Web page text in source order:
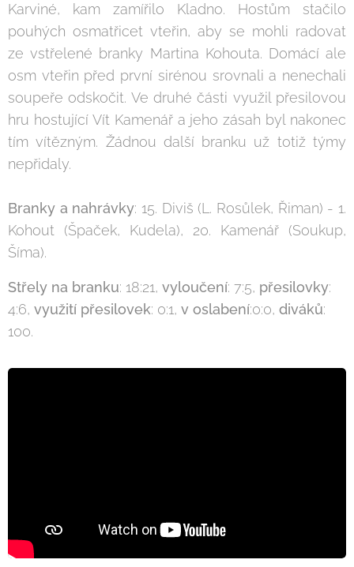
Karviné, kam zamířilo Kladno. Hostům stačilo
pouhých osmatřicet vteřin, aby se mohli radovat
ze vstřelené branky Martina Kohouta. Domácí ale
osm vteřin před první sirénou srovnali a nenechali
soupeře odskočit. Ve druhé části využil přesilovou
hru hostující Vít Kamenář a jeho zásah byl nakonec
tím vítězným. Žádnou další branku už totiž týmy
nepřidaly.
Branky a nahrávky: 15. Diviš (L. Rosůlek, Řiman) - 1.
Kohout (Špaček, Kudela), 20. Kamenář (Soukup,
Šíma).
Střely na branku: 18:21, vyloučení: 7:5, přesilovky:
4:6, využití přesilovek: 0:1, v oslabení:0:0, diváků:
100.